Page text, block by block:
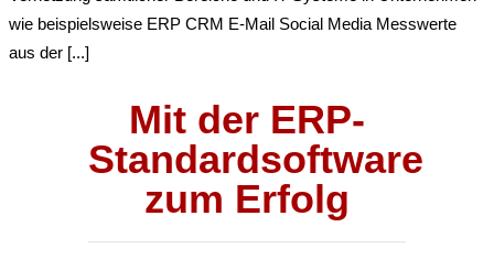
wie beispielsweise ERP CRM E-Mail Social Media Messwerte
aus der [...]
Mit der ERP-
Standardsoftware
zum Erfolg